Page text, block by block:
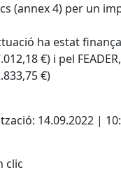
(annex 4) per un
ha estat
€) i pel
€)
14.09.2022 |
clic